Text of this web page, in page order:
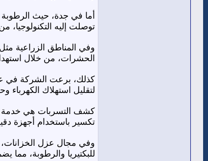
أما في جدة، حيث
توصلت إليه التكنولوجيا،
وفي المناطق الزراعية
الحشرات، من خلال
كذلك، برعت الشركة في
لتقليل استهلاك
كشف التسربات هي خدمة
تكسير باستخدام أجهزة
وفي مجال عزل الخزانات،
للبكتيريا والرطوبة، مما